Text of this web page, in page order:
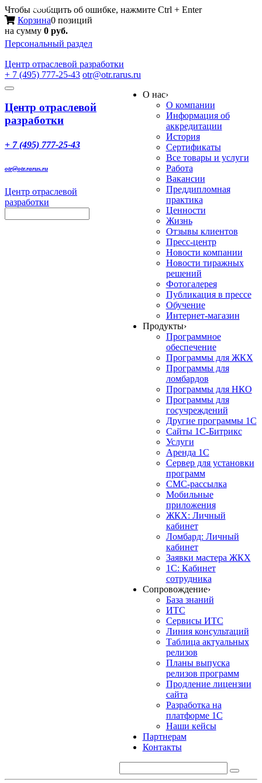
Чтобы сообщить об ошибке, нажмите Ctrl + Enter
Корзина0 позиций
на сумму 0 руб.
Персональный раздел
Центр отраслевой разработки
+ 7 (495) 777-25-43 otr@otr.rarus.ru
Toggle
Меню
Центр отраслевой
разработки
+ 7 (495) 777-25-43
otr@otr.rarus.ru
Центр отраслевой
разработки
О нас›
О компании
Информация об
аккредитации
История
Сертификаты
Все товары и услуги
Работа
Вакансии
Преддипломная
практика
Ценности
Жизнь
Отзывы клиентов
Пресс-центр
Новости компании
Новости тиражных
решений
Фотогалерея
Публикация в прессе
Обучение
Интернет-магазин
Продукты›
Программное
обеспечение
Программы для ЖКХ
Программы для
ломбардов
Программы для НКО
Программы для
госучреждений
Другие программы 1С
Сайты 1С-Битрикс
Услуги
Аренда 1С
Сервер для установки
программ
СМС-рассылка
Мобильные
приложения
ЖКХ: Личный
кабинет
Ломбард: Личный
кабинет
Заявки мастера ЖКХ
1С: Кабинет
сотрудника
Сопровождение›
База знаний
ИТС
Сервисы ИТС
Линия консультаций
Таблица актуальных
релизов
Планы выпуска
релизов программ
Продление лицензии
сайта
Разработка на
платформе 1С
Наши кейсы
Партнерам
Контакты